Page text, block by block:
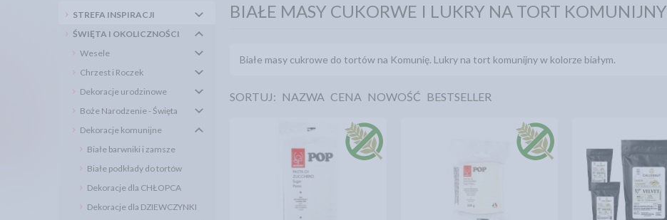
STREFA INSPIRACJI
ŚWIĘTA I OKOLICZNOŚCI
Wesele
Chrzest i Roczek
Dekoracje urodzinowe
Boże Narodzenie - Święta
Dekoracje komunijne
Białe barwniki i zamsze
Białe podkłady do tortów
Dekoracje dla CHŁOPCA
Dekoracje dla DZIEWCZYNKI
BIAŁE MASY CUKORWE I LUKRY NA TORT KOMUNIJNY
Białe masy cukrowe do tortów na Komunię. Lukry na tort komunijny w kolorze białym.
SORTUJ: NAZWA CENA NOWOŚĆ BESTSELLER